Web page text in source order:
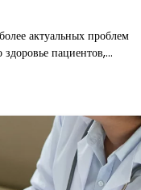
актуальных проблем
здоровье пациентов,…